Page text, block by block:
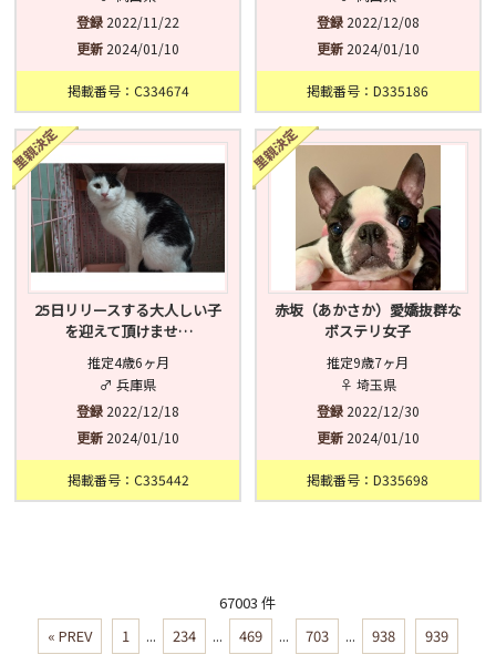
登録 2022/11/22
更新 2024/01/10
掲載番号：C334674
登録2022/12/08
更新2024/01/10
掲載番号：D335186
25日リリースする大人しい子
を迎えて頂けませ…
推定4歳6ヶ月
♂ 兵庫県
登録 2022/12/18
更新 2024/01/10
掲載番号：C335442
赤坂（あかさか）愛嬌抜群な
ボステリ女子
推定9歳7ヶ月
♀ 埼玉県
登録2022/12/30
更新2024/01/10
掲載番号：D335698
67003 件
« PREV
1 ... 234 ... 469 ... 703 ... 938 939